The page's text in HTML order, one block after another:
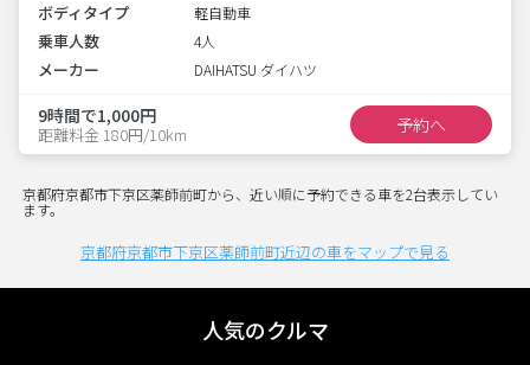
ボディタイプ 軽自動車
乗車人数 4人
メーカー DAIHATSU ダイハツ
9時間で1,000円
距離料金 180円/10km 予約へ
京都府京都市下京区薬師前町から、近い順に予約できる車を2台表示してい
ます。
京都府京都市下京区薬師前町近辺の車をマップで見る
人気のクルマ